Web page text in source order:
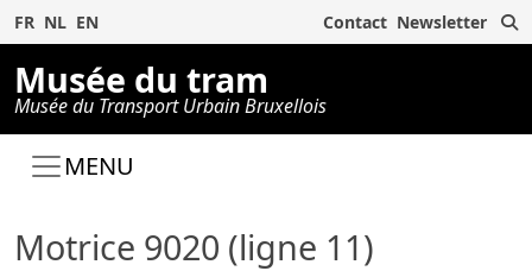
FR NL EN Contact Newsletter
Musée du tram
Musée du Transport Urbain Bruxellois
MENU
Motrice 9020 (ligne 11)